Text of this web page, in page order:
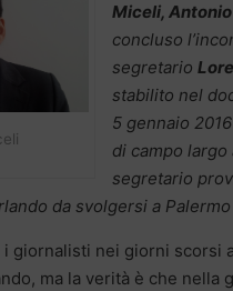
Miceli,
concluso
segretario
stabilito nel
5 gennaio
di campo
segretario
da svolgersi a
giornalisti nei giorni scorsi
ma la verità è che nella